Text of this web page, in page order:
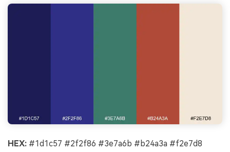
HEX: #1d1c57 #2f2f86 #3e7a6b #b24a3a #f2e7d8